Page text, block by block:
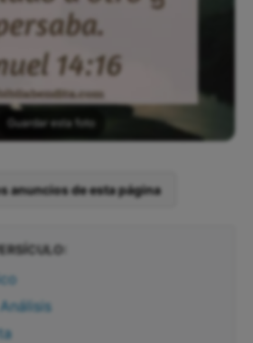
Guardar esta foto
anuncios de esta página